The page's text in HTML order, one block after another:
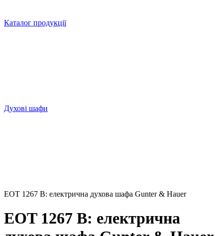
Каталог продукції
Духові шафи
EOT 1267 B: електрична духова шафа Gunter & Hauer
EOT 1267 B: електрична